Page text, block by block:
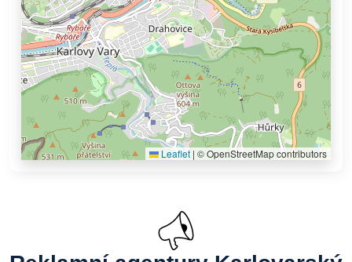
Leaflet | © OpenStreetMap contributors